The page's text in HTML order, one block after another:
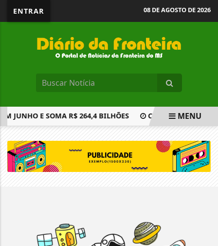
ENTRAR 08 DE AGOSTO DE 2026
JUNHO E SOMA R$ 264,4 BILHÕES CÂMARA APROVA
MENU